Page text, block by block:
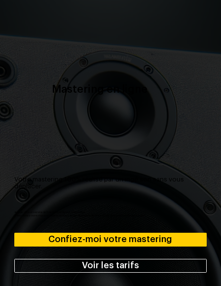
Voir les tarifs
Confiez-moi votre mastering
Votre mastering 100% réalisé par un ingé son sans vous
déplacer.
Mastering en ligne